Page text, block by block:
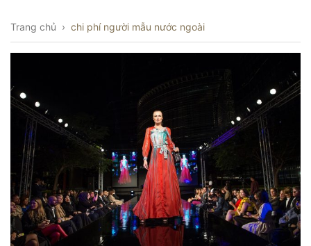
Trang chủ › chi phí người mẫu nước ngoài